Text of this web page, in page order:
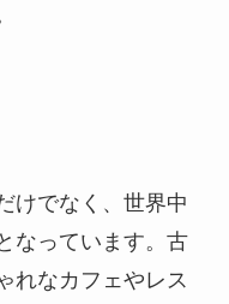
けでなく、世界中
なっています。古
れなカフェやレス